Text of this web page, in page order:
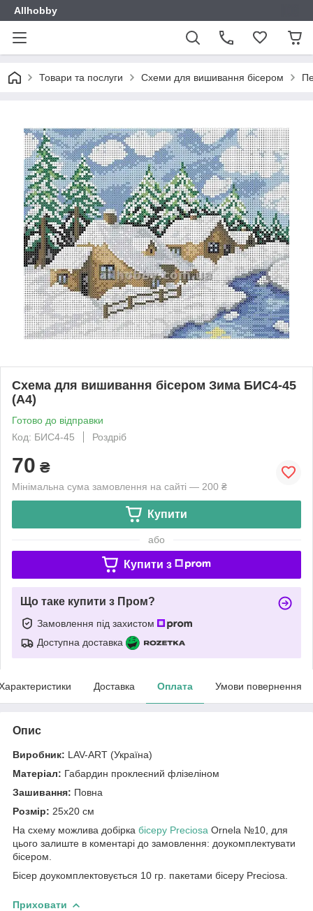
Allhobby
Товари та послуги Схеми для вишивання бісером
Схема для вишивання бісером Зима БИС4-45
(А4)
Готово до відправки
Код: БИС4-45
Роздріб
70 ₴
Мінімальна сума замовлення на сайті — 200 ₴
Купити
або
Купити з
Що таке купити з Пром?
Замовлення під захистом
Доступна доставка
Доставка Оплата Умови повернення
Опис
Виробник: LAV-ART (Україна)
Матеріал: Габардин проклеєний флізеліном
Зашивання: Повна
Розмір: 25х20 см
На схему можлива добірка бісеру Preciosa Ornela №10, для
цього залиште в коментарі до замовлення: доукомплектувати
бісером.
Бісер доукомплектовується 10 гр. пакетами бісеру Preciosa.
Приховати